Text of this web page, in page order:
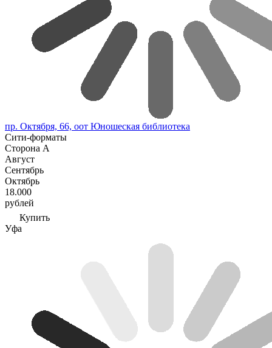
пр. Октября, 66, оот Юношеская библиотека
Сити-форматы
Сторона А
Август
Сентябрь
Октябрь
18.000
рублей
Купить
Уфа